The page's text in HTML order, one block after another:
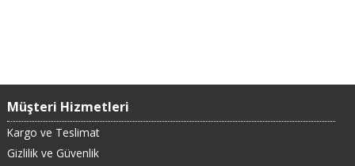
Müşteri Hizmetleri
Kargo ve Teslimat
Gizlilik ve Güvenlik